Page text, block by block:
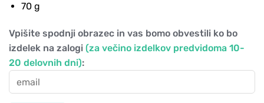
70 g
Vpišite spodnji obrazec in vas bomo obvestili ko bo
izdelek na zalogi (za večino izdelkov predvidoma 10-
20 delovnih dni):